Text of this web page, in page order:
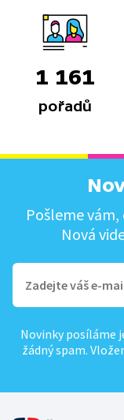
1 161
pořadů
Pošleme vám,
Nová
Novinky posíláme
žádný spam.